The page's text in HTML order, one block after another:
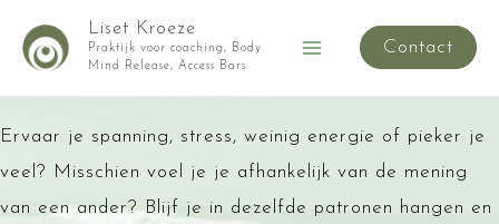
naar
Liset Kroeze
Praktijk voor coaching, Body
Mind Release, Access Bars
Main
Menu
Contact
Ervaar je spanning, stress, weinig energie of pieker je
veel? Misschien voel je je afhankelijk van de mening
van een ander? Blijf je in dezelfde patronen hangen en